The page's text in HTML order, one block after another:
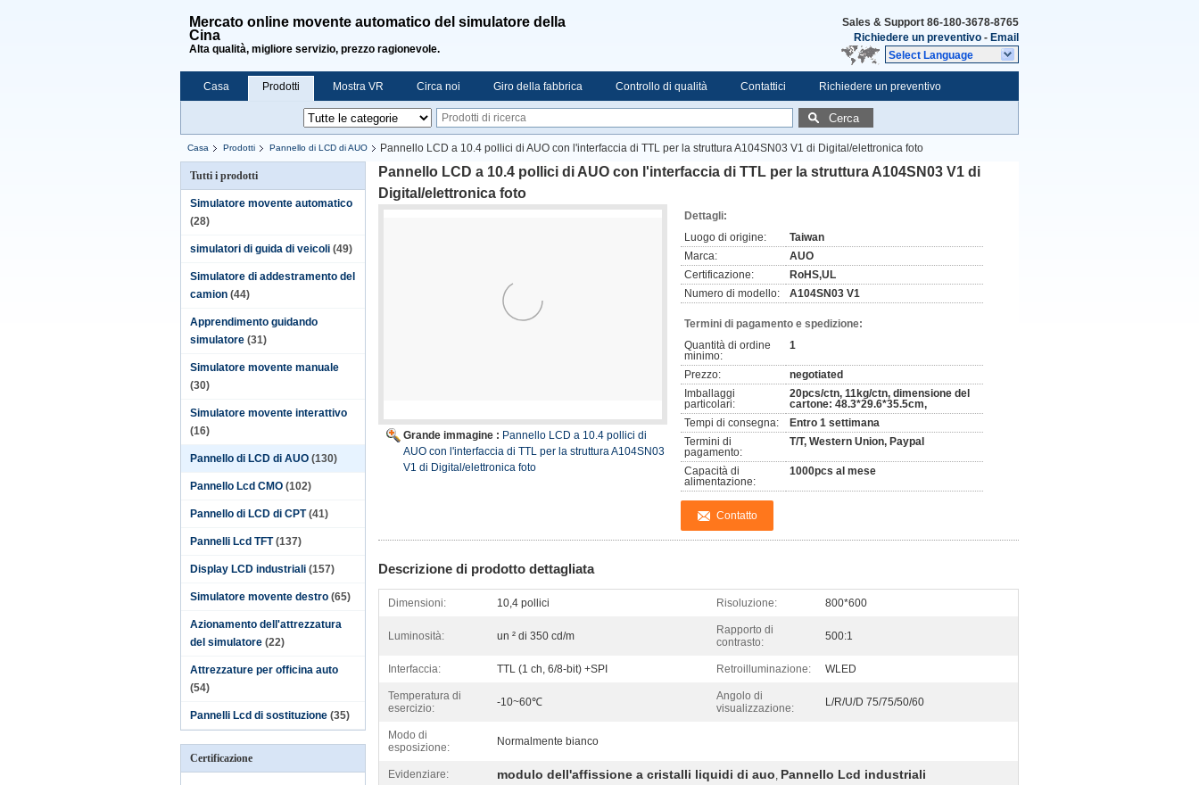
Mercato online movente automatico del simulatore della
Cina
Alta qualità, migliore servizio, prezzo ragionevole.
Sales & Support 86-180-3678-8765
Richiedere un preventivo - Email
Select Language
Casa Prodotti Mostra VR Circa noi Giro della fabbrica Controllo di qualità Contattici Richiedere un preventivo
Cerca
Casa Prodotti Pannello di LCD di AUO Pannello LCD a 10.4 pollici di AUO con l'interfaccia di TTL per la struttura A104SN03 V1 di Digital/elettronica foto
Tutti i prodotti
Simulatore movente automatico
(28)
simulatori di guida di veicoli (49)
Simulatore di addestramento del
camion (44)
Apprendimento guidando
simulatore (31)
Simulatore movente manuale
(30)
Simulatore movente interattivo
(16)
Pannello di LCD di AUO (130)
Pannello Lcd CMO (102)
Pannello di LCD di CPT (41)
Pannelli Lcd TFT (137)
Display LCD industriali (157)
Simulatore movente destro (65)
Azionamento dell'attrezzatura
del simulatore (22)
Attrezzature per officina auto
(54)
Pannelli Lcd di sostituzione (35)
Certificazione
Pannello LCD a 10.4 pollici di AUO con l'interfaccia di TTL per la struttura A104SN03 V1 di
Digital/elettronica foto
Grande immagine : Pannello LCD a 10.4 pollici di
AUO con l'interfaccia di TTL per la struttura A104SN03
V1 di Digital/elettronica foto
Dettagli:
Luogo di origine:
Taiwan
Marca:
AUO
Certificazione:
RoHS,UL
Numero di modello:
A104SN03 V1
Termini di pagamento e spedizione:
Quantità di ordine
minimo:
1
Prezzo:
negotiated
Imballaggi
particolari:
20pcs/ctn, 11kg/ctn, dimensione del
cartone: 48.3*29.6*35.5cm,
Tempi di consegna:
Entro 1 settimana
Termini di
pagamento:
T/T, Western Union, Paypal
Capacità di
alimentazione:
1000pcs al mese
Contatto
Descrizione di prodotto dettagliata
Dimensioni: 10,4 pollici Risoluzione: 800*600
Luminosità: un ² di 350 cd/m
Rapporto di
contrasto:
500:1
Interfaccia: TTL (1 ch, 6/8-bit) +SPI Retroilluminazione: WLED
Temperatura di
esercizio:
-10~60℃
Angolo di
visualizzazione:
L/R/U/D 75/75/50/60
Modo di
esposizione:
Normalmente bianco
Evidenziare: modulo dell'affissione a cristalli liquidi di auo, Pannello Lcd industriali